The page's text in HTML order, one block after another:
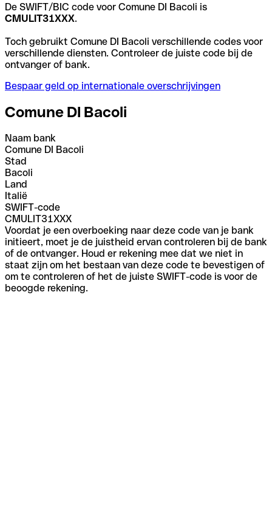
De SWIFT/BIC code voor Comune DI Bacoli is
CMULIT31XXX.
Toch gebruikt Comune DI Bacoli verschillende codes voor
verschillende diensten. Controleer de juiste code bij de
ontvanger of bank.
Bespaar geld op internationale overschrijvingen
Comune DI Bacoli
Naam bank
Comune DI Bacoli
Stad
Bacoli
Land
Italië
SWIFT-code
CMULIT31XXX
Voordat je een overboeking naar deze code van je bank
initieert, moet je de juistheid ervan controleren bij de bank
of de ontvanger. Houd er rekening mee dat we niet in
staat zijn om het bestaan van deze code te bevestigen of
om te controleren of het de juiste SWIFT-code is voor de
beoogde rekening.